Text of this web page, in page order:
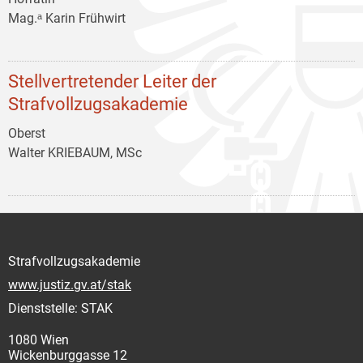
Mag.ᵃ Karin Frühwirt
Stellvertretender Leiter der
Strafvollzugsakademie
Oberst
Walter KRIEBAUM, MSc
Strafvollzugsakademie
www.justiz.gv.at/stak
Dienststelle: STAK
1080 Wien
Wickenburggasse 12